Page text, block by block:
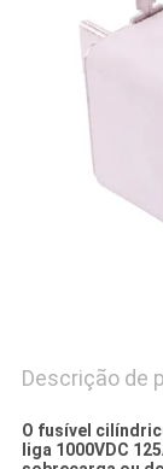
MAPA
PRIVACY
Descrição de
O fusível
liga 1000VDC